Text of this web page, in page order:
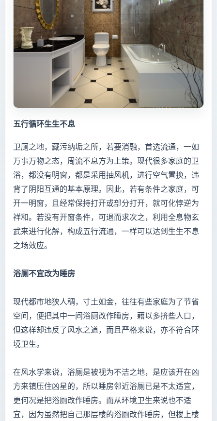
五行循环生生不息
卫厕之地，藏污纳垢之所，若要消融，首选流通，一如
万事万物之态，周流不息方为上策。现代很多家庭的卫
浴，都没有明窗，都是采用抽风机，进行空气置换，违
背了阴阳互通的基本原理。因此，若有条件之家庭，可
开一明窗，且经常保持打开或部分打开，就可化悖逆为
祥和。若没有开窗条件，可退而求次之，利用全息物玄
武来进行化解，构成五行流通，一样可以达到生生不息
之场效应。
浴厕不宜改为睡房
现代都市地狭人稠，寸土如金，往往有些家庭为了节省
空间，便把其中一间浴厕改作睡房，藉以多挤些人口，
但这样却违反了风水之道，而且严格来说，亦不符合环
境卫生。
在风水学来说，浴厕是被视为不洁之地，是应该开在凶
方来镇压住凶星的，所以睡房邻近浴厕已是不太适宜，
更何况是把浴厕改作睡房。而从环境卫生来说也不适
宜，因为虽然把自己那层楼的浴厕改作睡房，但楼上楼